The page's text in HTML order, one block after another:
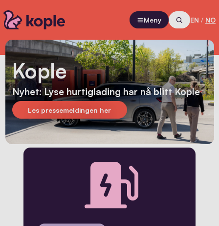
Meny EN / NO
Kople
Nyhet: Lyse hurtiglading har nå blitt Kople
Les pressemeldingen her